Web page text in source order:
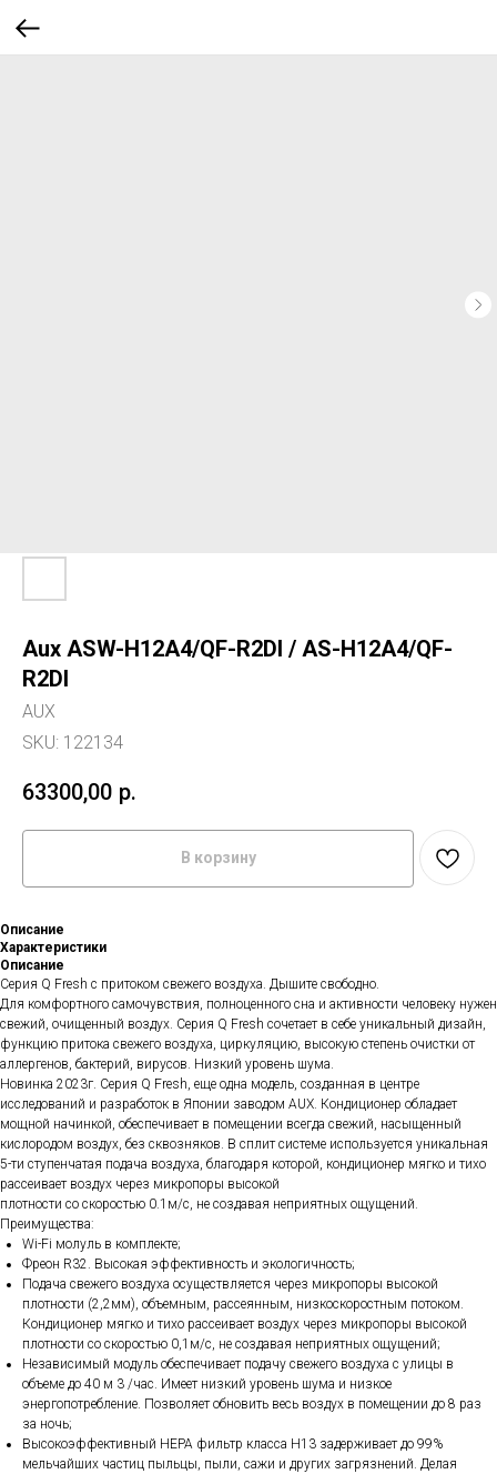
Aux ASW-H12A4/QF-R2DI / AS-H12A4/QF-
R2DI
AUX
SKU: 122134
63300,00 р.
В корзину
Описание
Характеристики
Описание
Серия Q Fresh с притоком свежего воздуха. Дышите свободно.
Для комфортного самочувствия, полноценного сна и активности человеку нужен
свежий, очищенный воздух. Серия Q Fresh сочетает в себе уникальный дизайн,
функцию притока свежего воздуха, циркуляцию, высокую степень очистки от
аллергенов, бактерий, вирусов. Низкий уровень шума.
Новинка 2023г. Серия Q Fresh, еще одна модель, созданная в центре
исследований и разработок в Японии заводом AUX. Кондиционер обладает
мощной начинкой, обеспечивает в помещении всегда свежий, насыщенный
кислородом воздух, без сквозняков. В сплит системе используется уникальная
5-ти ступенчатая подача воздуха, благодаря которой, кондиционер мягко и тихо
рассеивает воздух через микропоры высокой
плотности со скоростью 0.1м/с, не создавая неприятных ощущений.
Преимущества:
Wi-Fi молуль в комплекте;
Фреон R32. Высокая эффективность и экологичность;
Подача свежего воздуха осуществляется через микропоры высокой
плотности (2,2мм), объемным, рассеянным, низкоскоростным потоком.
Кондиционер мягко и тихо рассеивает воздух через микропоры высокой
плотности со скоростью 0,1м/с, не создавая неприятных ощущений;
Независимый модуль обеспечивает подачу свежего воздуха с улицы в
объеме до 40 м 3 /час. Имеет низкий уровень шума и низкое
энергопотребление. Позволяет обновить весь воздух в помещении до 8 раз
за ночь;
Высокоэффективный HEPA фильтр класса H13 задерживает до 99%
мельчайших частиц пыльцы, пыли, сажи и других загрязнений. Делая